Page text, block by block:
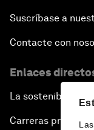
Suscríbase a
Contacte con
Enlaces
La sostenibilidad
Carreras